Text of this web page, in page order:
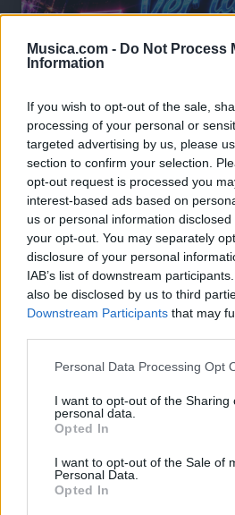
Musica.com - Do Not Process
Information
If you wish to opt-out of the sale,
processing of your personal or
targeted advertising by us, please
section to confirm your selection.
opt-out request is processed you
interest-based ads based on
us or personal information
your opt-out. You may separately
disclosure of your personal
IAB’s list of downstream
also be disclosed by us to third
Downstream Participants that may
Personal Data Processing Opt
I want to opt-out of the Sharing
personal data.
Opted In
I want to opt-out of the Sale of
Personal Data.
Opted In
Añadir un comentario ...
🪐🚀 Canciones para Ver
Psicodelia y Space Rock
🌌🚀 Viaje intergaláctico: la
psicodelia, space rock y
tus noches de astronomía. 🪐🎸
al firmamento y siente la
esta colección para tu próxima
✨⭐
Letras Top Artistas
B C D E F G
O
Z #